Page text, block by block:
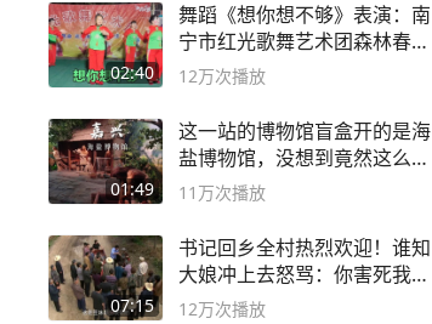
02:40
舞蹈《想你想不够》表演：南
宁市红光歌舞艺术团森林春红
舞蹈队。
12万次播放
01:49
这一站的博物馆盲盒开的是海
盐博物馆，没想到竟然这么好
逛！
11万次播放
07:15
书记回乡全村热烈欢迎！谁知
大娘冲上去怒骂：你害死我儿
子
12万次播放